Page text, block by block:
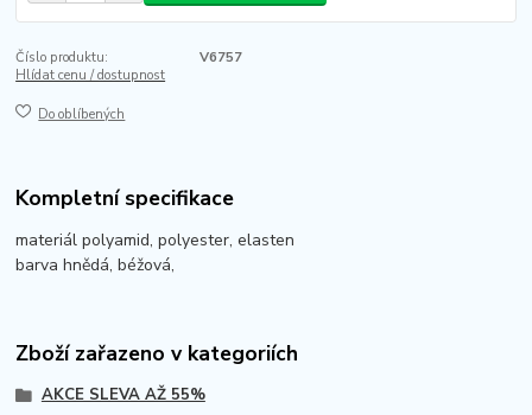
Číslo produktu:
V6757
Hlídat cenu / dostupnost
Do oblíbených
Kompletní specifikace
materiál polyamid, polyester, elasten
barva hnědá, béžová,
Zboží zařazeno v kategoriích
AKCE SLEVA AŽ 55%